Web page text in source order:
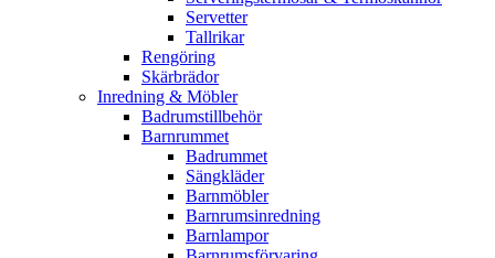
Servetter
Tallrikar
Rengöring
Skärbrädor
Inredning & Möbler
Badrumstillbehör
Barnrummet
Badrummet
Sängkläder
Barnmöbler
Barnrumsinredning
Barnlampor